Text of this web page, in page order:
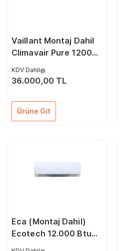
Vaillant Montaj Dahil
Climavair Pure 12000
KDV Dahil
36.000,00 TL
Ürüne Git
Eca (Montaj Dahil)
Ecotech 12.000 Btu